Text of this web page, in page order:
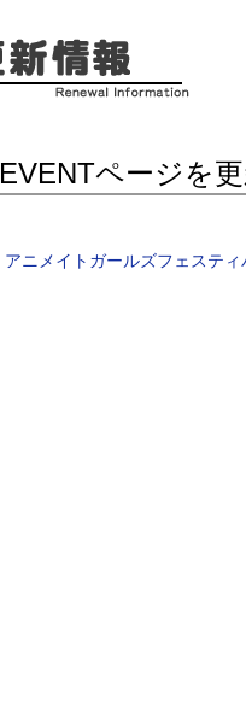
EVENTページを
アニメイトガールズフェステ